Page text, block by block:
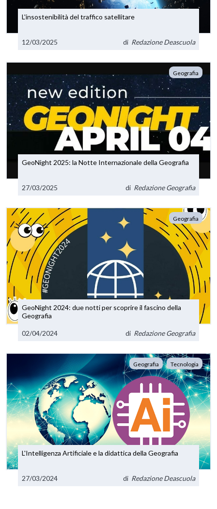
L'insostenibilità del traffico satellitare
12/03/2025 di Redazione Deascuola
Geografia
GeoNight 2025: la Notte Internazionale della Geografia
27/03/2025 di Redazione Geografia
Geografia
GeoNight 2024: due notti per scoprire il fascino della
Geografia
02/04/2024 di Redazione Geografia
Geografia Tecnologia
L'Intelligenza Artificiale e la didattica della Geografia
27/03/2024 di Redazione Deascuola